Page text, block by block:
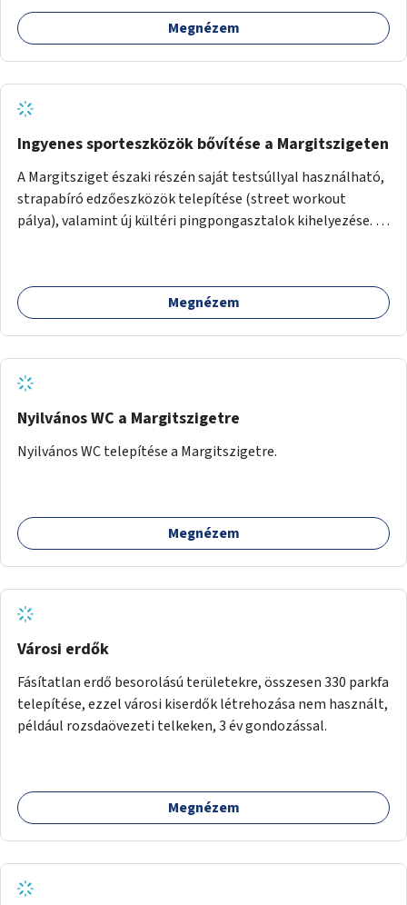
tud játszani, fontos, hogy a téren legyenek formájukban,
hangulatukban elkülönülő pontok, mezítlábas ösvények, az
Megnézem
Ingyenes sporteszközök bővítése a Margitszigeten
A Margitsziget északi részén saját testsúllyal használható,
strapabíró edzőeszközök telepítése (street workout
pálya), valamint új kültéri pingpongasztalok kihelyezése. A
népszerű, ingyenes sportolási lehetőség válna elérhetővé a
sziget északi felén, ahol jelenleg egyetlen asztal sem
Megnézem
Nyilvános WC a Margitszigetre
Nyilvános WC telepítése a Margitszigetre.
Megnézem
Városi erdők
Fásítatlan erdő besorolású területekre, összesen 330 parkfa
telepítése, ezzel városi kiserdők létrehozása nem használt,
például rozsdaövezeti telkeken, 3 év gondozással.
Megnézem